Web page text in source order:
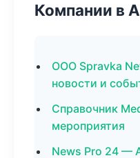
Компании в
ООО Spravka
новости и
Справочник
мероприятия
News Pro 24 —